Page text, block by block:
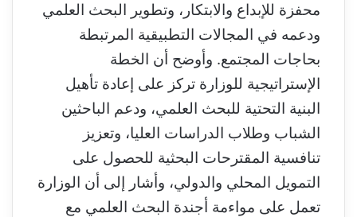
محفزة للإبداع والابتكار، وتطوير البحث العلمي
ودعمه في المجالات التطبيقية المرتبطة
بحاجات المجتمع. وأوضح أن الخطة
الإستراتيجية للوزارة تركز على إعادة تأهيل
البنية التحتية للبحث العلمي، ودعم الباحثين
الشباب وطلاب الدراسات العليا، وتعزيز
تنافسية المقترحات البحثية للحصول على
التمويل المحلي والدولي، وأشار إلى أن الوزارة
تعمل على مواءمة أجندة البحث العلمي مع